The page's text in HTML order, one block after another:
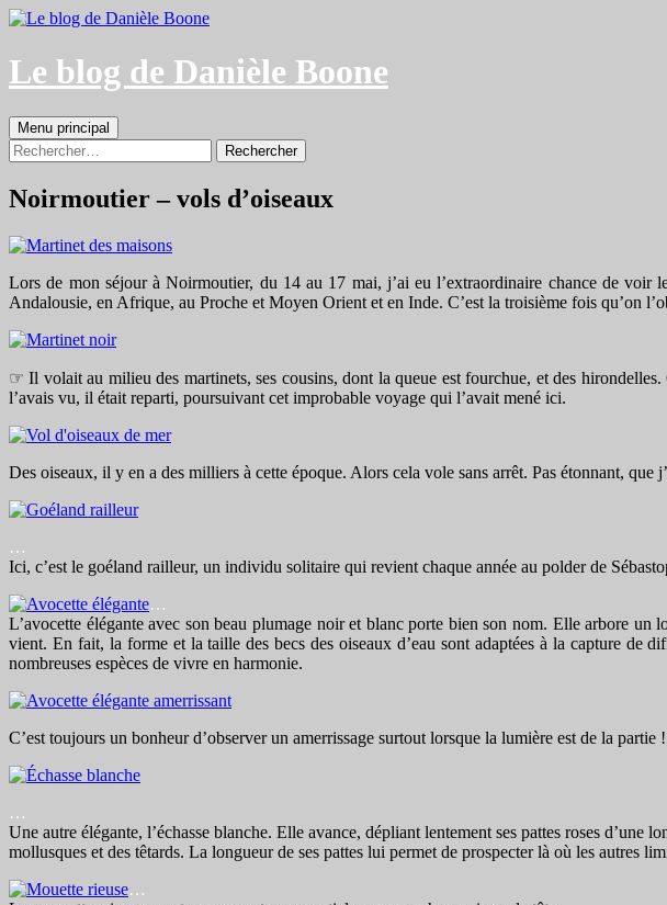
Aller
contenu
Le blog de Danièle Boone
Recherche
Menu principal
Rechercher :
Noirmoutier – vols d’oiseaux
Lors de mon séjour à Noirmoutier, du 14 au 17 mai, j’ai eu l’extraordinaire chance de voir
Andalousie, en Afrique, au Proche et Moyen Orient et en Inde. C’est la troisième fois qu’on
☞ Il volait au milieu des martinets, ses cousins, dont la queue est fourchue, et des
l’avais vu, il était reparti, poursuivant cet improbable voyage qui l’avait mené ici.
Des oiseaux, il y en a des milliers à cette époque. Alors cela vole sans arrêt. Pas étonnant, que
…
Ici, c’est le goéland railleur, un individu solitaire qui revient chaque année au polder de
…
L’avocette élégante avec son beau plumage noir et blanc porte bien son nom. Elle arbore
vient. En fait, la forme et la taille des becs des oiseaux d’eau sont adaptées à la capture de
nombreuses espèces de vivre en harmonie.
C’est toujours un bonheur d’observer un amerrissage surtout lorsque la lumière est de la partie !
…
Une autre élégante, l’échasse blanche. Elle avance, dépliant lentement ses pattes roses d’une
mollusques et des têtards. La longueur de ses pattes lui permet de prospecter là où les autres
…